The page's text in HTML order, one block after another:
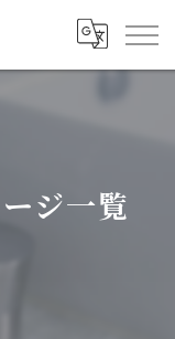
ジ一覧